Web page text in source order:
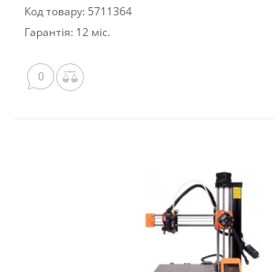
Код товару: 5711364
Гарантія: 12 міс.
0